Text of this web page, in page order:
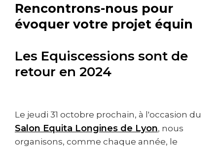
Rencontrons-nous pour
évoquer votre projet équin
Les Equiscessions sont de
retour en 2024
Le jeudi 31 octobre prochain, à l'occasion du
Salon Equita Longines de Lyon, nous
organisons, comme chaque année, le